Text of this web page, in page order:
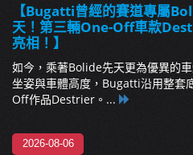
【Bugatti曾經的賽道專屬
天！第三輛One-Off車款
亮相！】
如今，乘著Bolide先天更為優異的
坐姿與車體高度，Bugatti沿用整套
Off作品Destrier。...
2026-08-06